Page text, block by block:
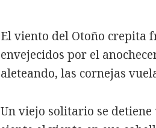
El viento del Otoño crepita
envejecidos por el
aleteando, las cornejas
Un viejo solitario se